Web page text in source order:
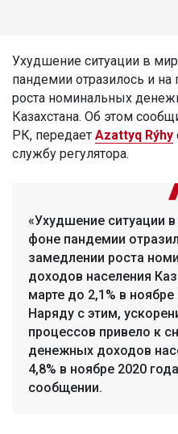
Ухудшение ситуации в
пандемии отразилось и
роста номинальных
Казахстана. Об этом
РК, передает Azattyq Rýhy
службу регулятора.
«Ухудшение ситуации
фоне пандемии
замедлении роста
доходов населения
марте до 2,1% в
Наряду с этим,
процессов привело к
денежных доходов
4,8% в ноябре 2020
сообщении.